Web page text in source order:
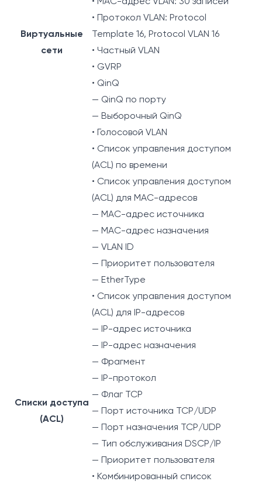
Виртуальные
сети
• Протокол VLAN: Protocol
Template 16, Protocol VLAN 16
• Частный VLAN
• GVRP
• QinQ
— QinQ по порту
— Выборочный QinQ
• Голосовой VLAN
Списки доступа
(ACL)
• Список управления доступом
(ACL) по времени
• Список управления доступом
(ACL) для MAC-адресов
— MAC-адрес источника
— MAC-адрес назначения
— VLAN ID
— Приоритет пользователя
— EtherType
• Список управления доступом
(ACL) для IP-адресов
— IP-адрес источника
— IP-адрес назначения
— Фрагмент
— IP-протокол
— Флаг TCP
— Порт источника TCP/UDP
— Порт назначения TCP/UDP
— Тип обслуживания DSCP/IP
— Приоритет пользователя
• Комбинированный список